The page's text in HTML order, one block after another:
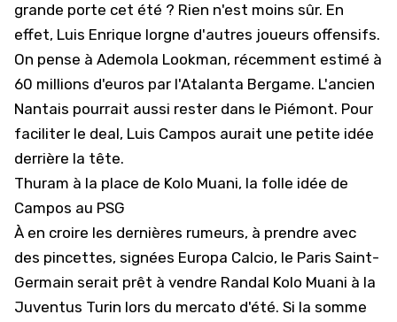
grande porte cet été ? Rien n'est moins sûr. En
effet, Luis Enrique lorgne d'autres joueurs offensifs.
On pense à Ademola Lookman, récemment estimé à
60 millions d'euros par l'Atalanta Bergame. L'ancien
Nantais pourrait aussi rester dans le Piémont. Pour
faciliter le deal, Luis Campos aurait une petite idée
derrière la tête.
Thuram à la place de Kolo Muani, la folle idée de
Campos au PSG
À en croire les dernières rumeurs, à prendre avec
des pincettes, signées Europa Calcio, le Paris Saint-
Germain serait prêt à vendre Randal Kolo Muani à la
Juventus Turin lors du mercato d'été. Si la somme